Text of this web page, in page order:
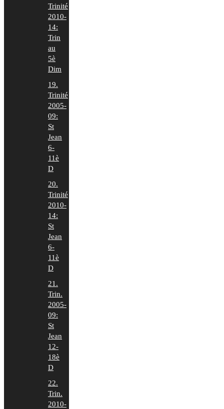
Trinité
2010-
14:
Trin
au
5è
Dim
19.
Trinité
2005-
09:
St
Jean
6-
11è
D
20.
Trinité
2010-
14:
St
Jean
6-
11è
D
21.
Trin.
2005-
09:
St
Jean
12-
18è
D
22.
Trin.
2010-